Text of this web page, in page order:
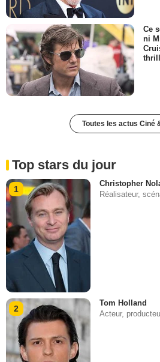
Ce
ni
Toutes les actus Ciné
Top stars du jour
1
Christopher
Réalisateur,
2
Tom Holland
Acteur,